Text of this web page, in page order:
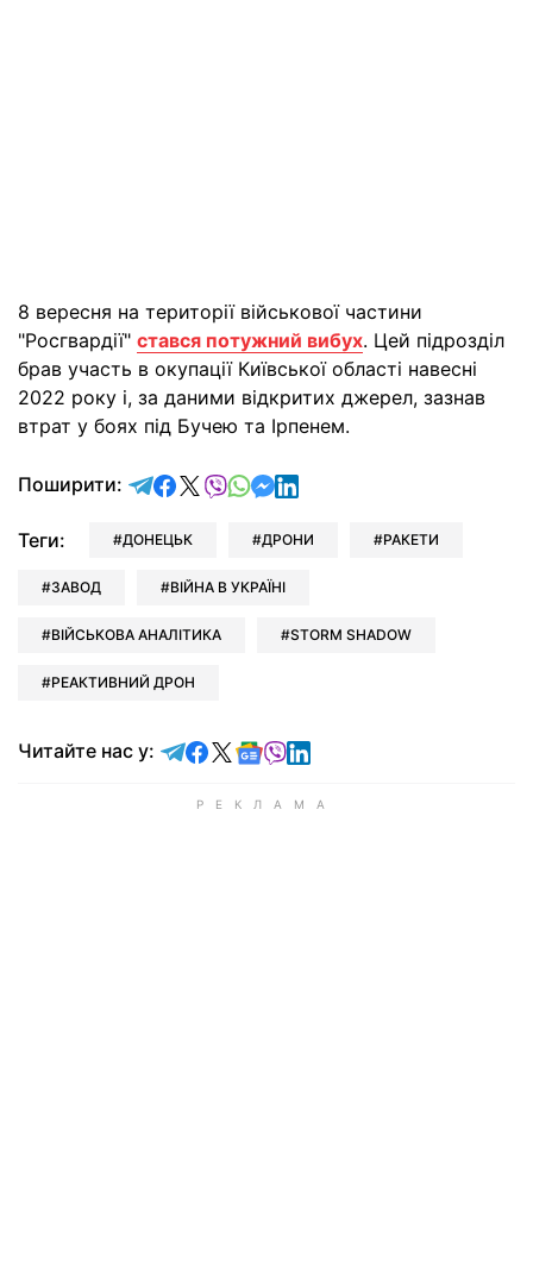
8 вересня на території військової частини
"Росгвардії" стався потужний вибух. Цей підрозділ
брав участь в окупації Київської області навесні
2022 року і, за даними відкритих джерел, зазнав
втрат у боях під Бучею та Ірпенем.
Поширити: відправити у Telegram
поділитись у Facebook
поділитись у X
відправити у Viber
відправити у Whatsapp
відправити у Messenger
відправити у LinkedIn
Теги: ДОНЕЦЬК ДРОНИ РАКЕТИ
ЗАВОД ВІЙНА В УКРАЇНІ
ВІЙСЬКОВА АНАЛІТИКА STORM SHADOW
РЕАКТИВНИЙ ДРОН
Читайте нас у: Читайте у Telegram
Читайте у Facebook
Читайте у X
Читайте у Google news
Читайте у Viber
Читайте у LinkedIn